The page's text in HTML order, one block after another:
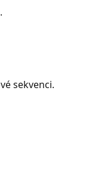
sekvenci.